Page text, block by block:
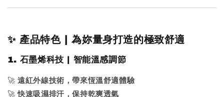
✨ 產品特色 | 為妳量身打造的極致舒適
1. 石墨烯科技 | 智能溫感調節
🚀遠紅外線技術，帶來恆溫舒適體驗
🚀快速吸濕排汗，保持乾爽透氣